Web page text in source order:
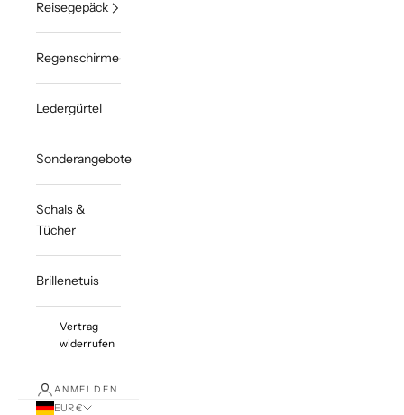
Reisegepäck
Regenschirme
Ledergürtel
Sonderangebote
Schals &
Tücher
Brillenetuis
Vertrag
widerrufen
ANMELDEN
EUR €